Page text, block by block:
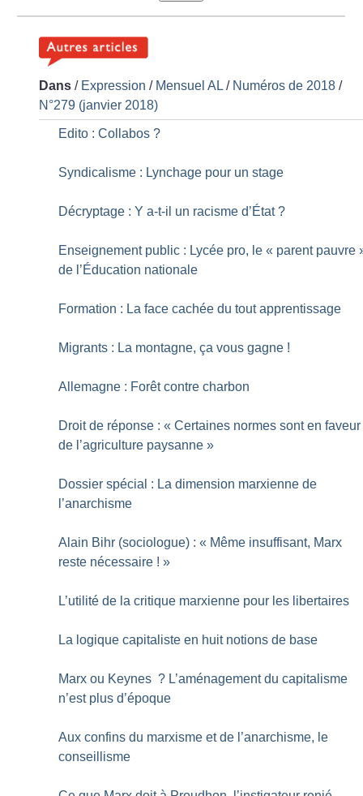
Dans / Expression / Mensuel AL / Numéros de 2018 /
N°279 (janvier 2018)
Edito : Collabos ?
Syndicalisme : Lynchage pour un stage
Décryptage : Y a-t-il un racisme d’État ?
Enseignement public : Lycée pro, le « parent pauvre
de l’Éducation nationale
Formation : La face cachée du tout apprentissage
Migrants : La montagne, ça vous gagne !
Allemagne : Forêt contre charbon
Droit de réponse : « Certaines normes sont en faveur
de l’agriculture paysanne »
Dossier spécial : La dimension marxienne de
l’anarchisme
Alain Bihr (sociologue) : « Même insuffisant, Marx
reste nécessaire ! »
L’utilité de la critique marxienne pour les libertaires
La logique capitaliste en huit notions de base
Marx ou Keynes ? L’aménagement du capitalisme
n’est plus d’époque
Aux confins du marxisme et de l’anarchisme, le
conseillisme